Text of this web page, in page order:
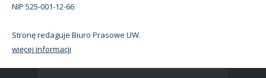
NIP 525-001-12-66
Stronę redaguje Biuro Prasowe UW.
więcej informacji